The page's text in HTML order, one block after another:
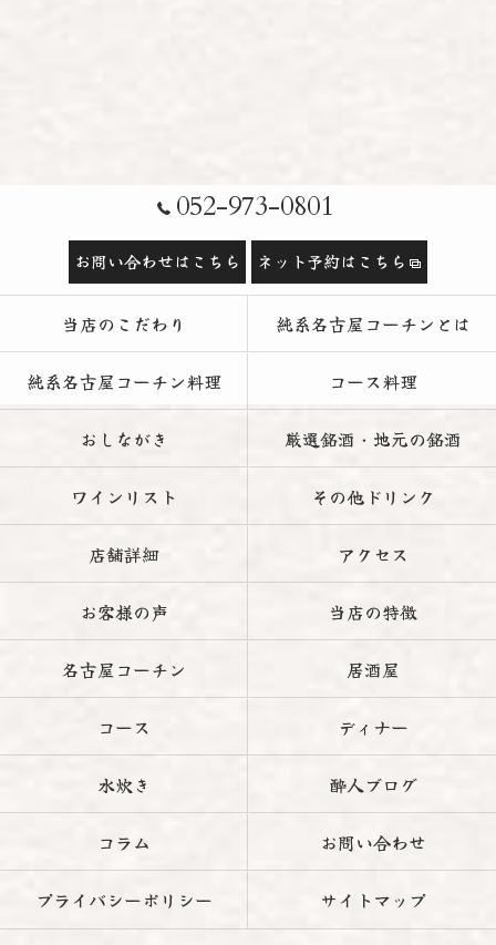
052-973-0801
お問い合わせはこちら ネット予約はこちら
当店のこだわり 純系名古屋コーチンとは
純系名古屋コーチン料理 コース料理
おしながき 厳選銘酒・地元の銘酒
ワインリスト その他ドリンク
店舗詳細 アクセス
お客様の声 当店の特徴
名古屋コーチン 居酒屋
コース ディナー
水炊き 酔人ブログ
コラム お問い合わせ
プライバシーポリシー サイトマップ